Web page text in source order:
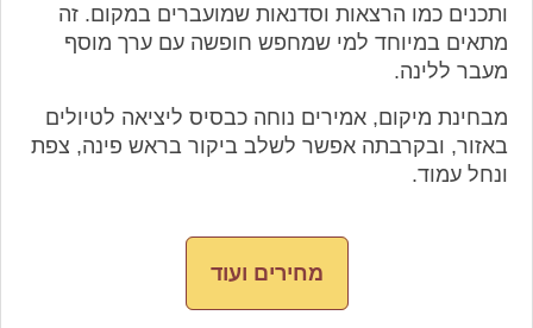
ותכנים כמו הרצאות וסדנאות שמועברים במקום. זה
מתאים במיוחד למי שמחפש חופשה עם ערך מוסף
מעבר ללינה.
מבחינת מיקום, אמירים נוחה כבסיס ליציאה לטיולים
באזור, ובקרבתה אפשר לשלב ביקור בראש פינה, צפת
ונחל עמוד.
מחירים ועוד